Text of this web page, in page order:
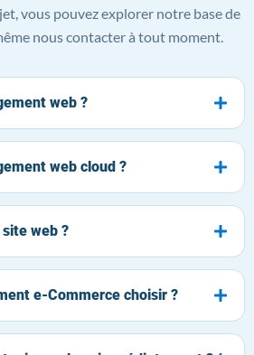
vous pouvez explorer notre base de
nous contacter à tout moment.
web ?
web cloud ?
web ?
e-Commerce choisir ?